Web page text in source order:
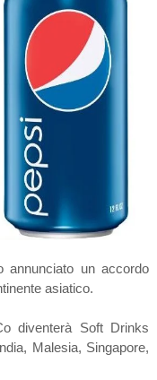
annunciato un accordo
asiatico.
diventerà Soft Drinks
Malesia, Singapore,